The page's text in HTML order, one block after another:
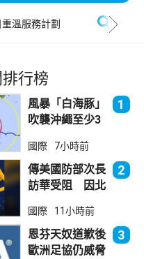
溫服務計劃
行榜
風暴「白海豚」
吹襲沖繩至少3
取消
1
國際 7小時前
傳美國防部次長
訪華受阻 因北
售
2
國際 11小時前
恩芬天奴道歉後
歐洲足協仍威脅
3